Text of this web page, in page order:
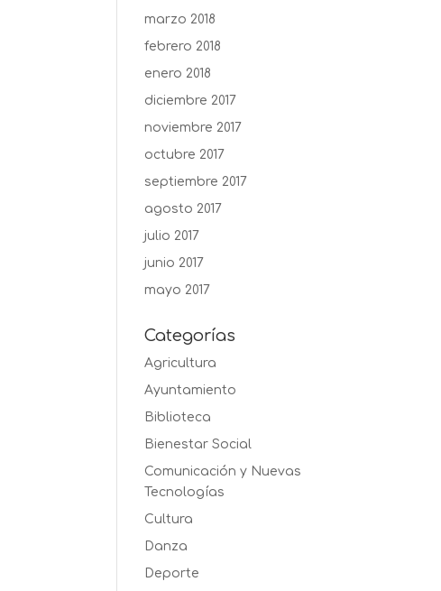
marzo 2018
febrero 2018
enero 2018
diciembre 2017
noviembre 2017
octubre 2017
septiembre 2017
agosto 2017
julio 2017
junio 2017
mayo 2017
Categorías
Agricultura
Ayuntamiento
Biblioteca
Bienestar Social
Comunicación y Nuevas
Tecnologías
Cultura
Danza
Deporte